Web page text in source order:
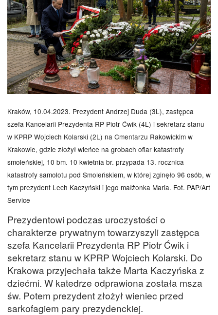
Kraków, 10.04.2023. Prezydent Andrzej Duda (3L), zastępca
szefa Kancelarii Prezydenta RP Piotr Ćwik (4L) i sekretarz stanu
w KPRP Wojciech Kolarski (2L) na Cmentarzu Rakowickim w
Krakowie, gdzie złożył wieńce na grobach ofiar katastrofy
smoleńskiej, 10 bm. 10 kwietnia br. przypada 13. rocznica
katastrofy samolotu pod Smoleńskiem, w której zginęło 96 osób, w
tym prezydent Lech Kaczyński i jego małżonka Maria. Fot. PAP/Art
Service
Prezydentowi podczas uroczystości o
charakterze prywatnym towarzyszyli zastępca
szefa Kancelarii Prezydenta RP Piotr Ćwik i
sekretarz stanu w KPRP Wojciech Kolarski. Do
Krakowa przyjechała także Marta Kaczyńska z
dziećmi. W katedrze odprawiona została msza
św. Potem prezydent złożył wieniec przed
sarkofagiem pary prezydenckiej.